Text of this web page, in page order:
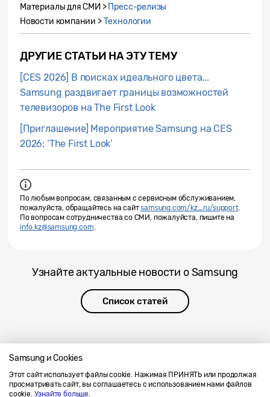
Samsung и Cookies
Этот сайт использует файлы cookie. Нажимая ПРИНЯТЬ или продолжая
просматривать сайт, вы соглашаетесь с использованием нами файлов
cookie. Узнайте больше.
Материалы для СМИ > Пресс-релизы
Новости компании >Технологии
ДРУГИЕ СТАТЬИ НА ЭТУ ТЕМУ
[CES 2026] В поисках идеального цвета...
Samsung раздвигает границы возможностей
телевизоров на The First Look
[Приглашение] Мероприятие Samsung на CES
2026: ‘The First Look’
По любым вопросам, связанным с сервисным обслуживанием,
пожалуйста, обращайтесь на сайтsamsung.com/kz_ru/support.
По вопросам сотрудничества со СМИ, пожалуйста, пишите на
info.kz@samsung.com.
Узнайте актуальные новости о Samsung
Список статей
Напишите нам
SAMSUNG.COM
Условия использования материалов